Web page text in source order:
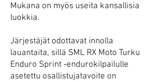
Mukana on myös useita kansallisia
luokkia.
Järjestäjät odottavat innolla
lauantaita, sillä SML RX Moto Turku
Enduro Sprint -endurokilpailulle
asetettu osallistujatavoite on